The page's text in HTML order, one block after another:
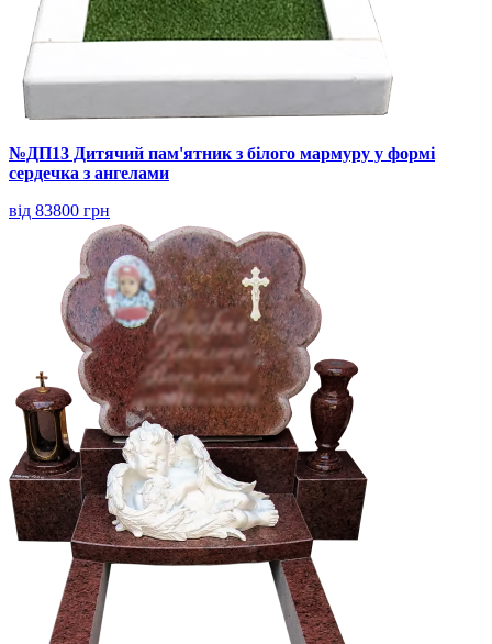
№ДП13 Дитячий пам'ятник з білого мармуру у формі
сердечка з ангелами
від 83800 грн